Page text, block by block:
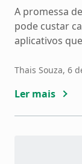
A promessa
pode custar
aplicativos
Thais Souza, 6
Ler mais